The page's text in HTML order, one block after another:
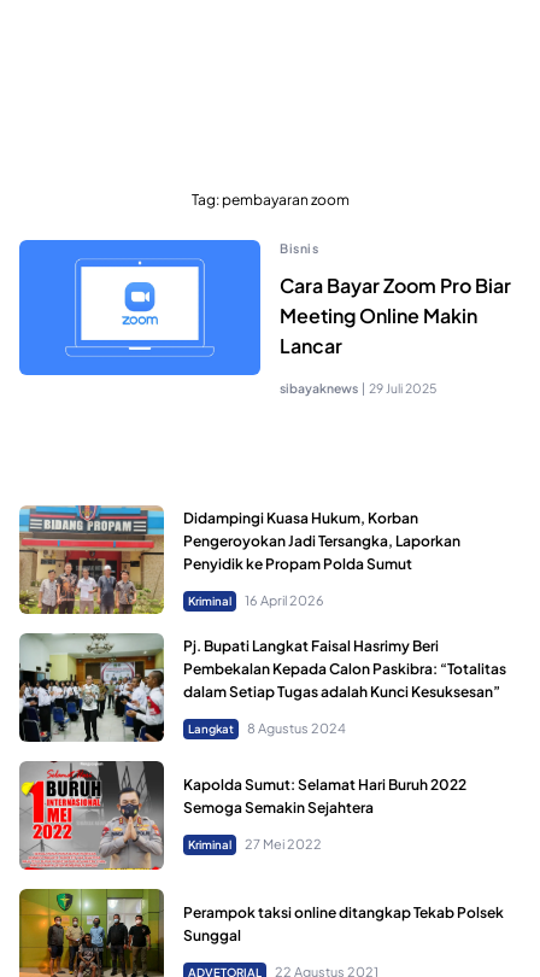
Tag: pembayaran zoom
Bisnis
Cara Bayar Zoom Pro Biar
Meeting Online Makin
Lancar
sibayaknews | 29 Juli 2025
Didampingi Kuasa Hukum, Korban
Pengeroyokan Jadi Tersangka, Laporkan
Penyidik ke Propam Polda Sumut
Kriminal 16 April 2026
Pj. Bupati Langkat Faisal Hasrimy Beri
Pembekalan Kepada Calon Paskibra: “Totalitas
dalam Setiap Tugas adalah Kunci Kesuksesan”
Langkat 8 Agustus 2024
Kapolda Sumut: Selamat Hari Buruh 2022
Semoga Semakin Sejahtera
Kriminal 27 Mei 2022
Perampok taksi online ditangkap Tekab Polsek
Sunggal
ADVETORIAL 22 Agustus 2021